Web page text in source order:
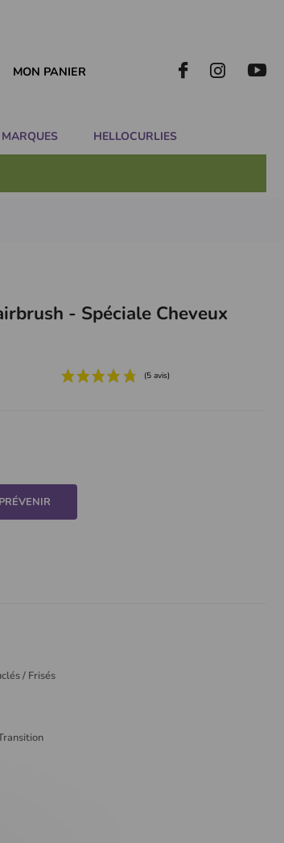
MON PANIER
MARQUES HELLOCURLIES
- Spéciale Cheveux
/ Frisés